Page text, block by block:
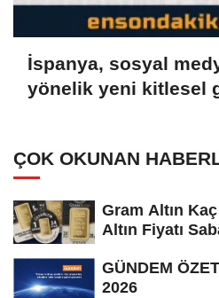
İspanya, sosyal
yönelik yeni kitlesel
ÇOK OKUNAN
Gram Altın
Altın Fiyatı
GÜNDEM
2026